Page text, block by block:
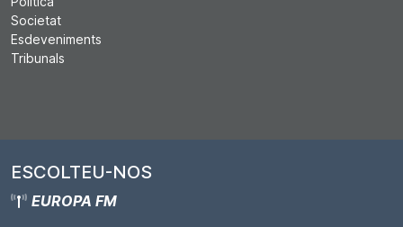
Societat
Esdeveniments
Tribunals
ESCOLTEU-NOS
EUROPA FM